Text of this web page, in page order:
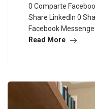
0 Comparte
Share LinkedIn 0
Facebook
Read More